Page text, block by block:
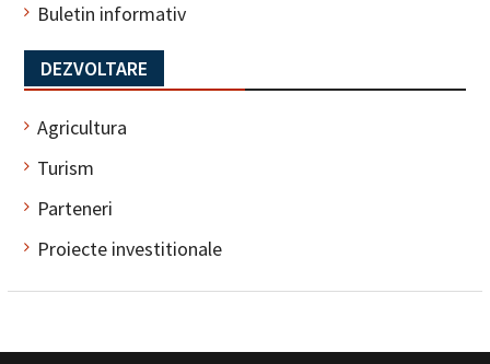
Buletin informativ
DEZVOLTARE
Agricultura
Turism
Parteneri
Proiecte investitionale